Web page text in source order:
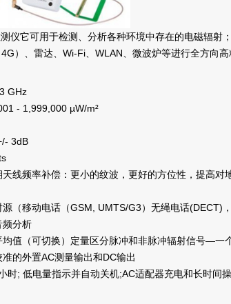
仪它可用于检测、分析各种环境中存在的电磁辐射
）、雷达、Wi-Fi、WLAN、微波炉等进行全方向高
GHz
- 1,999,000 µW/m²
3dB
线频率补偿：更小的纹波，更好的方位性，提高对
（移动电话（GSM, UMTS/G3）无绳电话(DECT)
频分析
值（可切换）定量区分脉冲和非脉冲辐射信号—一
的外置AC测量输出和DC输出
时; 低电量指示并自动关机;AC适配器充电和长时间操